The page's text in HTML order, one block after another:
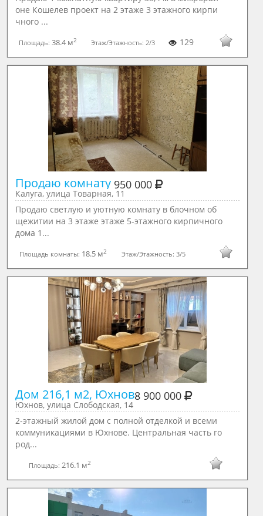
оне Кошелев проект на 2 этаже 3 этажного кирпи
чного ...
Площадь:38.4 м2 Этаж/Этажность: 2/3 129
Продаю комнату 950 000
Калуга, улица Товарная, 11
Продаю светлую и уютную комнату в блочном об
щежитии на 3 этаже этаже 5-этажного кирпичного
дома 1...
Площадь комнаты: 18.5 м2 Этаж/Этажность: 3/5
Дом 216,1 м2, Юхнов8 900 000
Юхнов, улица Слободская, 14
2-этажный жилой дом с полной отделкой и всеми
коммуникациями в Юхнове. Центральная часть го
род...
Площадь: 216.1 м2